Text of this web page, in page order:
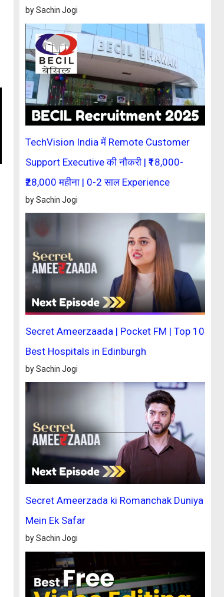
by Sachin Jogi
TechVision India में Remote Customer
Support Executive की नौकरी | ₹18,000-
₹28,000 महीना | 0-2 साल Experience
by Sachin Jogi
Secret Ameerzaada | Pocket FM | Top 10
Best Hospitals in Edinburgh
by Sachin Jogi
Secret Ameerzada ki Romanchak Duniya
Mein Ek Safar
by Sachin Jogi